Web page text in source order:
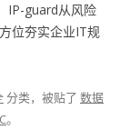
IP-guard从风险
位夯实企业IT规
分类，被贴了 数据
。